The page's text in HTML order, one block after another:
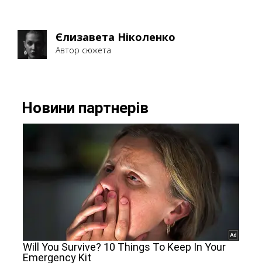
Єлизавета Ніколенко
Автор сюжета